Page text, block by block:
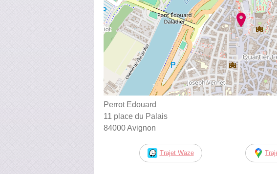
Perrot Edouard
11 place du Palais
84000 Avignon
Trajet Waze